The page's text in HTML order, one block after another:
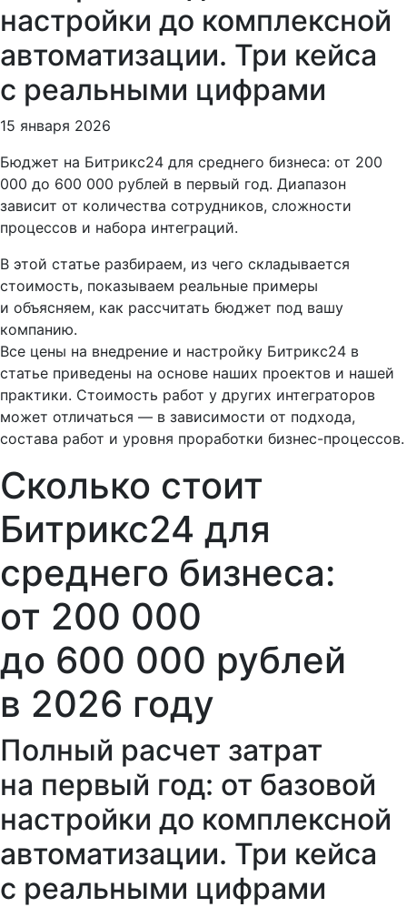
настройки до комплексной
автоматизации. Три кейса
с реальными цифрами
15 января 2026
Бюджет на Битрикс24 для среднего бизнеса: от 200
000 до 600 000 рублей в первый год. Диапазон
зависит от количества сотрудников, сложности
процессов и набора интеграций.
В этой статье разбираем, из чего складывается
стоимость, показываем реальные примеры
и объясняем, как рассчитать бюджет под вашу
компанию.
Все цены на внедрение и настройку Битрикс24 в
статье приведены на основе наших проектов и нашей
практики. Стоимость работ у других интеграторов
может отличаться — в зависимости от подхода,
состава работ и уровня проработки бизнес-процессов.
Сколько стоит
Битрикс24 для
среднего бизнеса:
от 200 000
до 600 000 рублей
в 2026 году
Полный расчет затрат
на первый год: от базовой
настройки до комплексной
автоматизации. Три кейса
с реальными цифрами